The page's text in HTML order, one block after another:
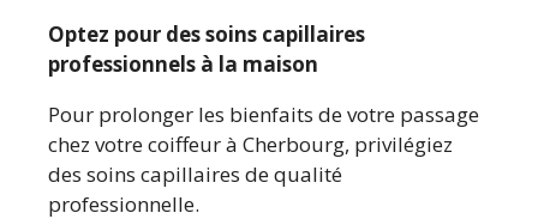
Optez pour des soins capillaires
professionnels à la maison
Pour prolonger les bienfaits de votre passage
chez votre coiffeur à Cherbourg, privilégiez
des soins capillaires de qualité
professionnelle.